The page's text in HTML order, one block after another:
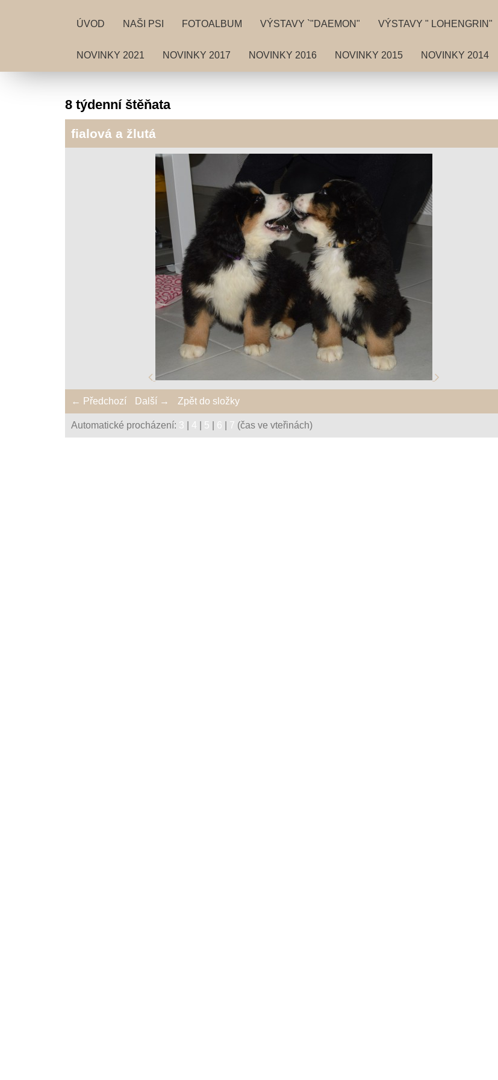
ÚVOD NAŠI PSI FOTOALBUM VÝSTAVY `"DAEMON" VÝSTAVY " LOHENGRIN"
NOVINKY 2021 NOVINKY 2017 NOVINKY 2016 NOVINKY 2015 NOVINKY 2014
8 týdenní štěňata
fialová a žlutá
← Předchozí Další → Zpět do složky
Automatické procházení: 3 4 5 6 7 (čas ve vteřinách)